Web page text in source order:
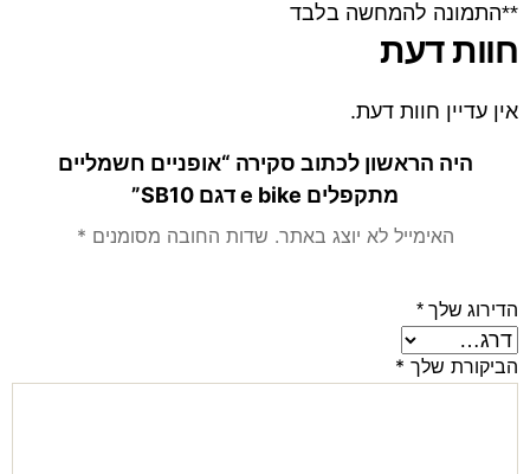
**התמונה להמחשה בלבד
חוות דעת
אין עדיין חוות דעת.
היה הראשון לכתוב סקירה “אופניים חשמליים
מתקפלים e bike דגם SB10”
האימייל לא יוצג באתר. שדות החובה מסומנים *
הדירוג שלך *
הביקורת שלך *